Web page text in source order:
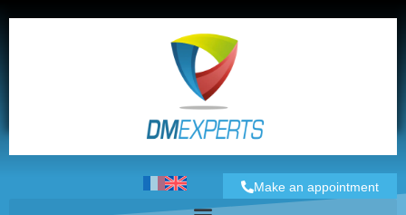
Make an appointment